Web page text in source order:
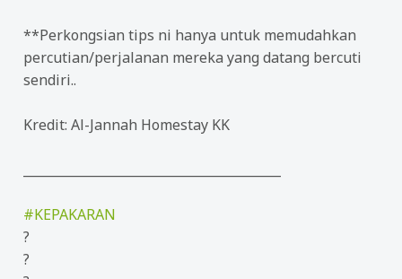
**Perkongsian tips ni hanya untuk memudahkan
percutian/perjalanan mereka yang datang bercuti
sendiri..
Kredit: Al-Jannah Homestay KK
#KEPAKARAN
?
?